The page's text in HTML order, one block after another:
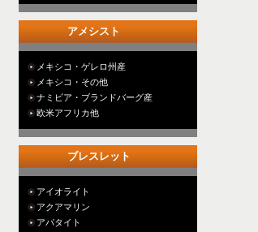
アメシスト
メキシコ・ゲレロ州産
メキシコ・その他
ナミビア・ブランドバーグ産
欧米アフリカ他
ブレスレット
アイオライト
アクアマリン
アパタイト